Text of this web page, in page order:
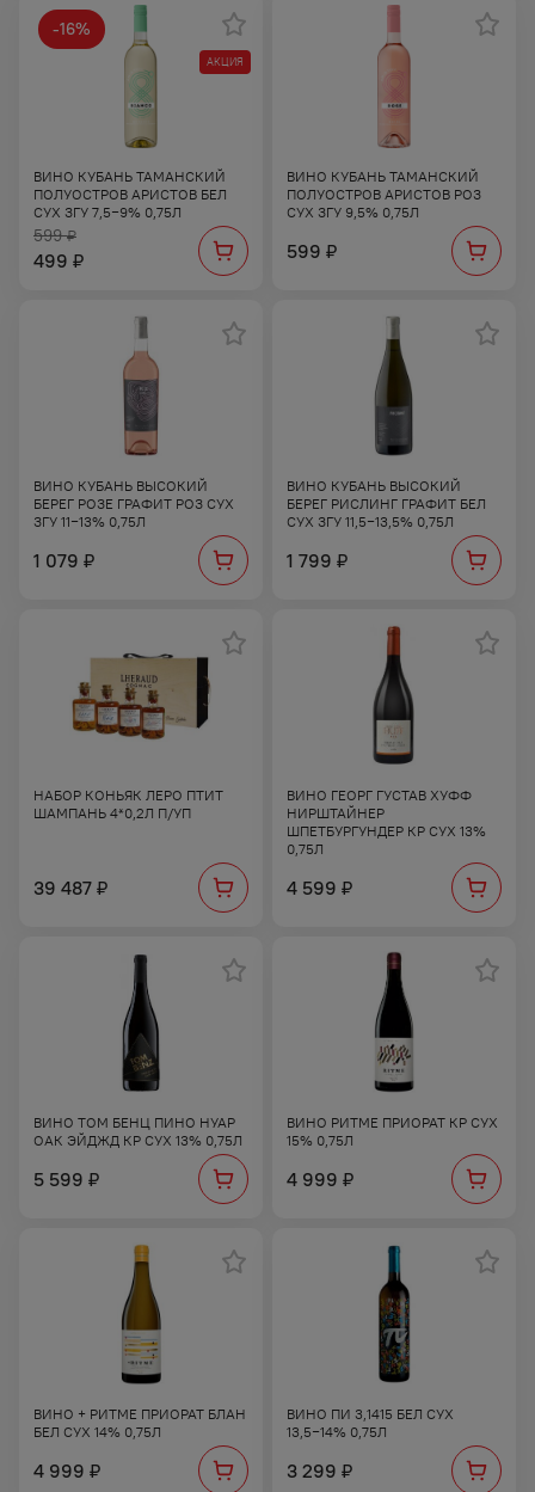
-16%
АКЦИЯ
ВИНО КУБАНЬ ТАМАНСКИЙ
ПОЛУОСТРОВ АРИСТОВ БЕЛ
СУХ ЗГУ 7,5−9% 0,75Л
599 ₽
499 ₽
ВИНО КУБАНЬ ТАМАНСКИЙ
ПОЛУОСТРОВ АРИСТОВ РОЗ
СУХ ЗГУ 9,5% 0,75Л
599 ₽
ВИНО КУБАНЬ ВЫСОКИЙ
БЕРЕГ РОЗЕ ГРАФИТ РОЗ СУХ
ЗГУ 11−13% 0,75Л
1 079 ₽
ВИНО КУБАНЬ ВЫСОКИЙ
БЕРЕГ РИСЛИНГ ГРАФИТ БЕЛ
СУХ ЗГУ 11,5−13,5% 0,75Л
1 799 ₽
НАБОР КОНЬЯК ЛЕРО ПТИТ
ШАМПАНЬ 4*0,2Л П/УП
39 487 ₽
ВИНО ГЕОРГ ГУСТАВ ХУФФ
НИРШТАЙНЕР
ШПЕТБУРГУНДЕР КР СУХ 13%
0,75Л
4 599 ₽
ВИНО ТОМ БЕНЦ ПИНО НУАР
ОАК ЭЙДЖД КР СУХ 13% 0,75Л
5 599 ₽
ВИНО РИТМЕ ПРИОРАТ КР СУХ
15% 0,75Л
4 999 ₽
ВИНО + РИТМЕ ПРИОРАТ БЛАН
БЕЛ СУХ 14% 0,75Л
4 999 ₽
ВИНО ПИ 3,1415 БЕЛ СУХ
13,5−14% 0,75Л
3 299 ₽